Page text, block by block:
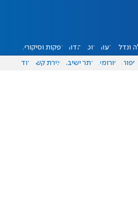
ונדל"ן דעות אוכל יהדות הפקות וסיקורים
ספורט פורומים אתר ישיבה יצירת קשר עוד